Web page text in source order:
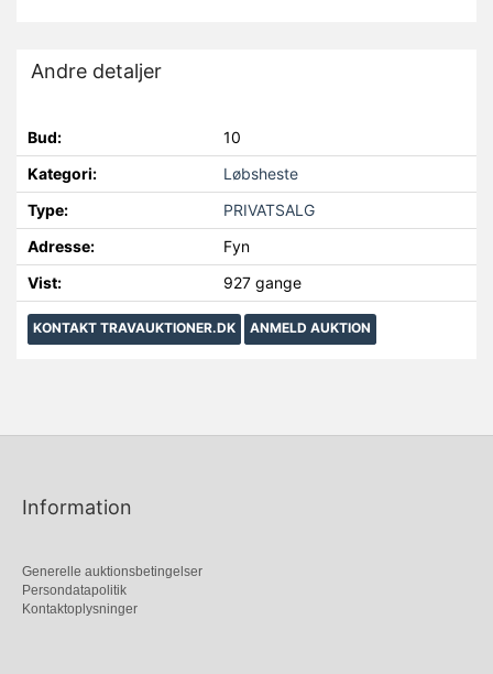
Andre detaljer
Bud:
10
Kategori:
Løbsheste
Type:
PRIVATSALG
Adresse:
Fyn
Vist:
927 gange
KONTAKT TRAVAUKTIONER.DK ANMELD AUKTION
Information
Generelle auktionsbetingelser
Persondatapolitik
Kontaktoplysninger